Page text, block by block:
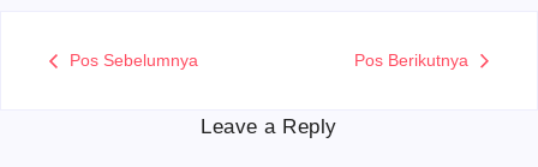
Pos Sebelumnya Pos Berikutnya
Leave a Reply